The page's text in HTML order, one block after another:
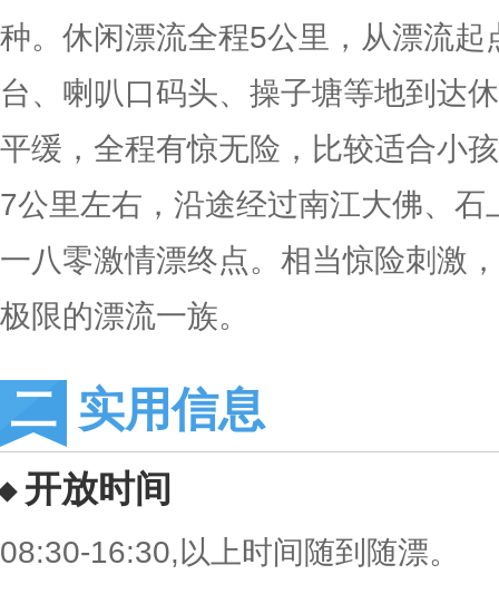
种。休闲漂流全程5公里，从漂流
台、喇叭口码头、操子塘等地到达
平缓，全程有惊无险，比较适合小
7公里左右，沿途经过南江大佛、
一八零激情漂终点。相当惊险刺激
极限的漂流一族。
实用信息
开放时间
08:30-16:30,以上时间随到随漂。